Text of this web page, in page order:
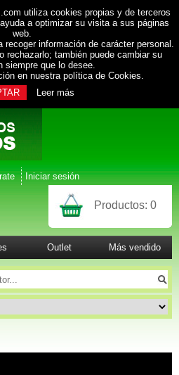
utiliza cookies propias y de terceros
a optimizar su visita a sus páginas
web.
recoger información de carácter personal.
rechazarlo; también puede cambiar su
siempre que lo desee.
en nuestrapolítica de Cookies.
Leer más
Iniciar sesión
Productos: 0
Outlet Más vendido